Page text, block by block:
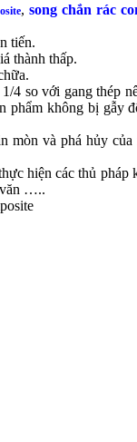
, song chắn rác
tiến.
thành thấp.
4 so với gang thép
phẩm không bị gẫy
mòn và phá hủy
hiện các thủ pháp
văn …..